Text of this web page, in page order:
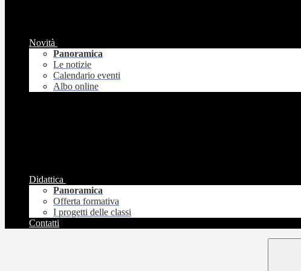
Novità
Panoramica
Le notizie
Calendario eventi
Albo online
Didattica
Panoramica
Offerta formativa
I progetti delle classi
Contatti